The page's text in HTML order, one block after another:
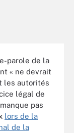
parole de la
« ne devrait
les autorités
légal de
pas
lors de la
de la